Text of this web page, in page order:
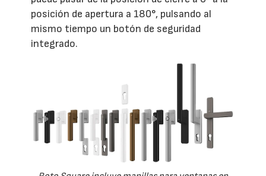
posición de apertura a 180°, pulsando al
mismo tiempo un botón de seguridad
integrado.